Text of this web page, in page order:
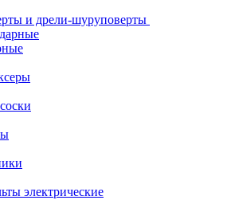
и дрели-шуруповерты
электрические